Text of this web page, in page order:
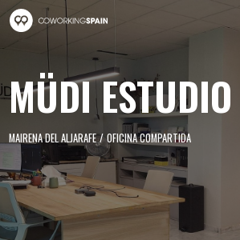
Pasar al contenido principal
Coworking Spain
MÜDI ESTUDIO
MAIRENA DEL ALJARAFE / OFICINA COMPARTIDA